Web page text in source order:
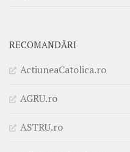
RECOMANDĂRI
ActiuneaCatolica.ro
AGRU.ro
ASTRU.ro